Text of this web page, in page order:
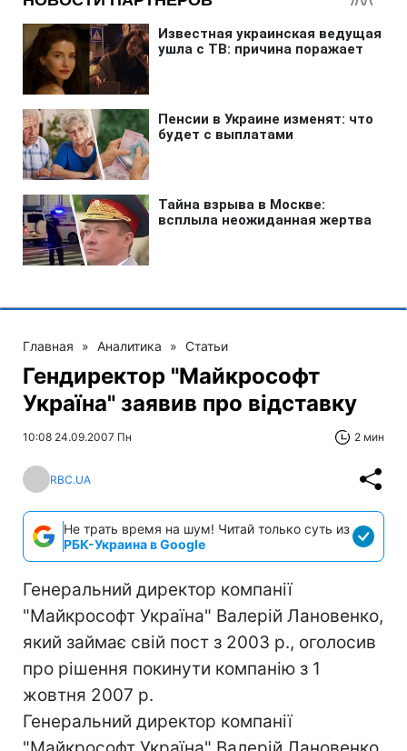
Главная » Аналитика » Статьи
Гендиректор "Майкрософт
Україна" заявив про відставку
10:08 24.09.2007 Пн 2 мин
RBC.UA
Не трать время на шум! Читай только суть из
РБК-Украина в Google
Генеральний директор компанії
"Майкрософт Україна" Валерій Лановенко,
який займає свій пост з 2003 р., оголосив
про рішення покинути компанію з 1
жовтня 2007 р.
Генеральний директор компанії